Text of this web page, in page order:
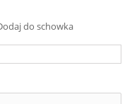
do schowka